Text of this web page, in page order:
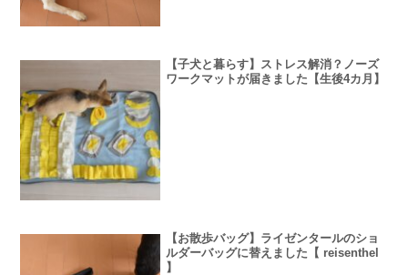
【子犬と暮らす】ストレス解消？ノーズ
ワークマットが届きました【生後4カ月】
【お散歩バッグ】ライゼンタールのショ
ルダーバッグに替えました【 reisenthel
】